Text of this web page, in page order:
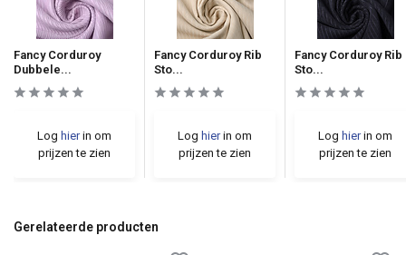
Fancy Corduroy
Dubbele...
Log hierin om
prijzen te zien
Fancy Corduroy Rib
Sto...
Log hierin om
prijzen te zien
Fancy Corduroy Rib
Sto...
Log hierin om
prijzen te zien
Gerelateerde producten